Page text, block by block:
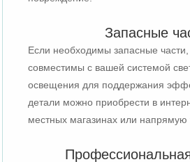
Запасные
Если необходимы запасные части,
совместимы с вашей системой
освещения для поддержания
детали можно приобрести в
местных магазинах или напрямую